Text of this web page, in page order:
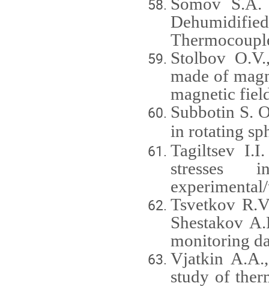
Stolbov
made of
magnetic
Subbotin S.
in rotating
Tagiltsev
stresses
Tsvetkov
Shestakov
monitoring
Vjatkin
study of